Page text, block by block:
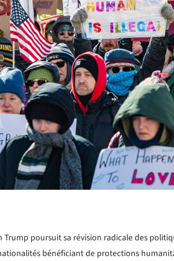
Trump poursuit sa révision radicale des
bénéficiant de protections